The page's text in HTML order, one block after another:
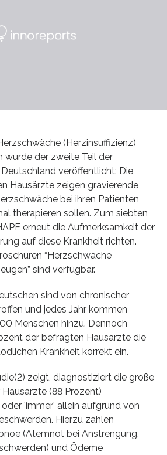
(Herzinsuffizienz)
wurde der zweite Teil der
Deutschland veröffentlicht: Die
Hausärzte zeigen gravierende
bei ihren Patienten
therapieren sollen. Zum siebten
erneut die Aufmerksamkeit der
auf diese Krankheit richten.
“Herzschwäche
sind verfügbar.
sind von chronischer
und jedes Jahr kommen
Menschen hinzu. Dennoch
der befragten Hausärzte die
Krankheit korrekt ein.
zeigt, diagnostiziert die große
(88 Prozent)
'immer' allein aufgrund von
Hierzu zählen
(Atemnot bei Anstrengung,
und Ödeme